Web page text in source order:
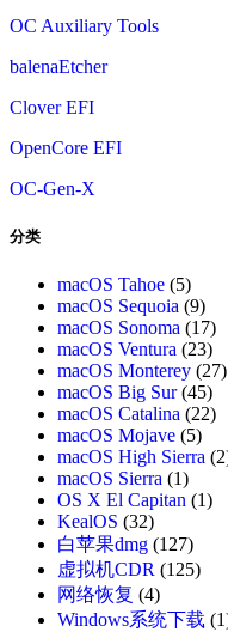
OC Auxiliary Tools
balenaEtcher
Clover EFI
OpenCore EFI
OC-Gen-X
分类
macOS Tahoe (5)
macOS Sequoia (9)
macOS Sonoma (17)
macOS Ventura (23)
macOS Monterey (27)
macOS Big Sur(45)
macOS Catalina (22)
macOS Mojave (5)
macOS High Sierra
macOS Sierra (1)
OS X El Capitan (1)
KealOS (32)
白苹果dmg (127)
虚拟机CDR (125)
网络恢复 (4)
Windows系统下载